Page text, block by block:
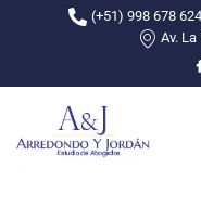
to
content
(+51) 998 678 624
Av.